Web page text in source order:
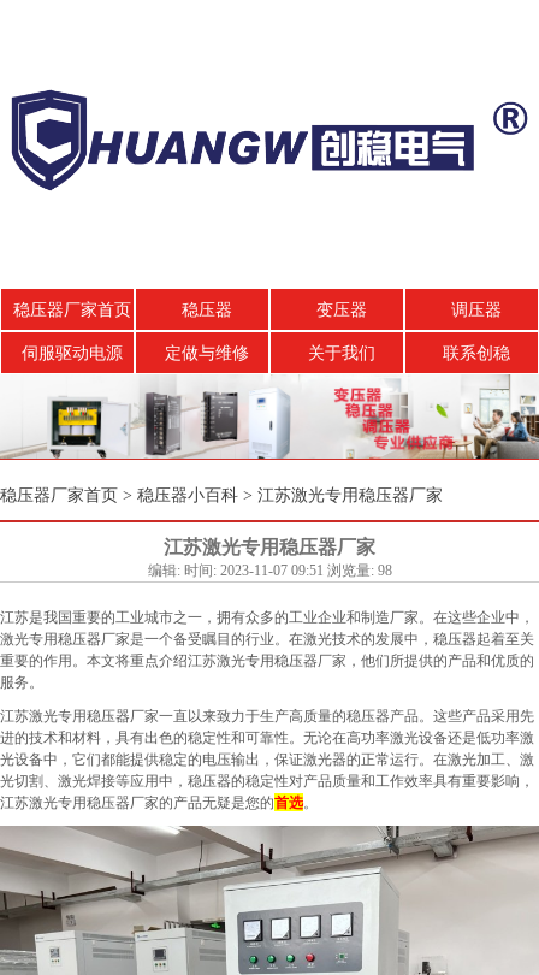
稳压器厂家首页 稳压器 变压器 调压器
伺服驱动电源 定做与维修 关于我们 联系创稳
稳压器厂家首页 > 稳压器小百科 > 江苏激光专用稳压器厂家
江苏激光专用稳压器厂家
编辑: 时间: 2023-11-07 09:51 浏览量: 98
江苏是我国重要的工业城市之一，拥有众多的工业企业和制造厂家。在这些企业中，
激光专用稳压器厂家是一个备受瞩目的行业。在激光技术的发展中， 稳压器起着至关
重要的作用。本文将重点介绍江苏激光专用稳压器厂家，他们所提供的产品和优质的
服务。
江苏激光专用稳压器厂家一直以来致力于生产高质量的稳压器产品。这些产品采用先
进的技术和材料，具有出色的稳定性和可靠性。无论在高功率激光设备还是低功率激
光设备中，它们都能提供稳定的电压输出，保证激光器的正常运行。在激光加工、激
光切割、激光焊接等应用中，稳压器的稳定性对产品质量和工作效率具有重要影响，
江苏激光专用稳压器厂家的产品无疑是您的首选。